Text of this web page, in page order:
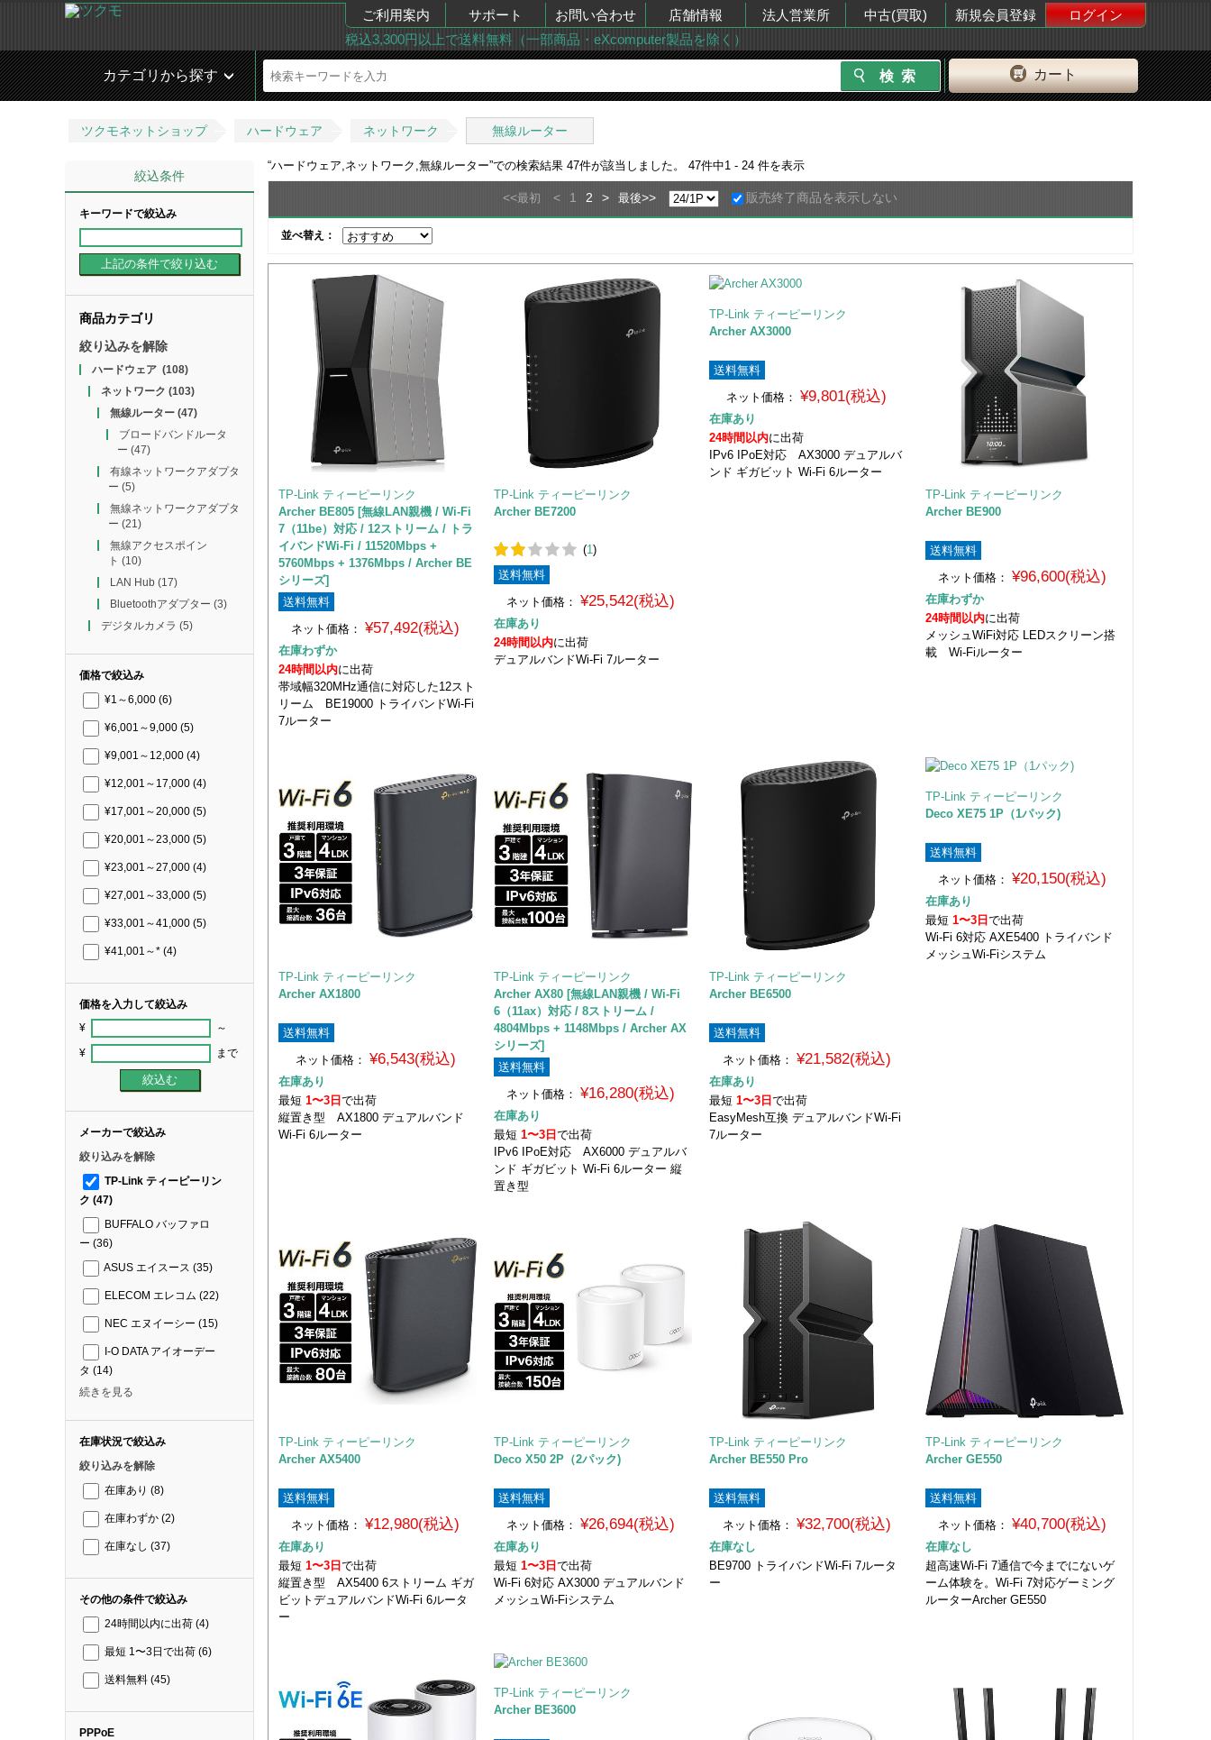
ご利用案内 サポート お問い合わせ 店舗情報 法人営業所 中古(買取) 新規会員登録
ログイン
税込3,300円以上で送料無料（一部商品・eXcomputer製品を除く）
カート
カテゴリから探す
ツクモネットショップ ハードウェア ネットワーク 無線ルーター
絞込条件
キーワードで絞込み
商品カテゴリ
絞り込みを解除
ハードウェア(108)
ネットワーク (103)
無線ルーター(47)
ブロードバンドルータ
ー (47)
有線ネットワークアダプタ
ー (5)
無線ネットワークアダプタ
ー (21)
無線アクセスポイン
ト (10)
LAN Hub(17)
Bluetoothアダプター (3)
デジタルカメラ (5)
価格で絞込み
¥1～6,000 (6)
¥6,001～9,000 (5)
¥9,001～12,000 (4)
¥12,001～17,000 (4)
¥17,001～20,000 (5)
¥20,001～23,000 (5)
¥23,001～27,000 (4)
¥27,001～33,000 (5)
¥33,001～41,000 (5)
¥41,001～* (4)
価格を入力して絞込み
¥ ～
¥ まで
メーカーで絞込み
絞り込みを解除
TP-Link ティーピーリン
ク (47)
BUFFALO バッファロ
ー (36)
ASUS エイスース (35)
ELECOM エレコム (22)
NEC エヌイーシー (15)
I-O DATA アイオーデー
タ (14)
続きを見る
在庫状況で絞込み
絞り込みを解除
在庫あり (8)
在庫わずか (2)
在庫なし (37)
その他の条件で絞込み
24時間以内に出荷 (4)
最短 1〜3日で出荷 (6)
送料無料 (45)
PPPoE
“ハードウェア,ネットワーク,無線ルーター”での検索結果 47件が該当しました。 47件中1 - 24 件を表示
<<最初 < 1 2 > 最後>> 販売終了商品を表示しない
並べ替え：
TP-Link ティーピーリンク
Archer BE805 [無線LAN親機 / Wi-Fi
7（11be）対応 / 12ストリーム / トラ
イバンドWi-Fi / 11520Mbps +
5760Mbps + 1376Mbps / Archer BE
シリーズ]
送料無料
ネット価格：
¥57,492(税込)
在庫わずか
24時間以内に出荷
帯域幅320MHz通信に対応した12スト
リーム BE19000 トライバンドWi-Fi
7ルーター
TP-Link ティーピーリンク
Archer BE7200
(1 )
送料無料
ネット価格：
¥25,542(税込)
在庫あり
24時間以内に出荷
デュアルバンドWi-Fi 7ルーター
TP-Link ティーピーリンク
Archer AX3000
送料無料
ネット価格：
¥9,801(税込)
在庫あり
24時間以内に出荷
IPv6 IPoE対応 AX3000 デュアルバ
ンド ギガビット Wi-Fi 6ルーター
TP-Link ティーピーリンク
Archer BE900
送料無料
ネット価格： ¥96,600(税込)
在庫わずか
24時間以内に出荷
メッシュWiFi対応 LEDスクリーン搭
載 Wi-Fiルーター
TP-Link ティーピーリンク
Archer AX1800
送料無料
ネット価格： ¥6,543(税込)
在庫あり
最短 1〜3日 で出荷
縦置き型 AX1800 デュアルバンド
Wi-Fi 6ルーター
TP-Link ティーピーリンク
Archer AX80 [無線LAN親機 / Wi-Fi
6（11ax）対応 / 8ストリーム /
4804Mbps + 1148Mbps / Archer AX
シリーズ]
送料無料
ネット価格：
¥16,280(税込)
在庫あり
最短1〜3日で出荷
IPv6 IPoE対応 AX6000 デュアルバ
ンド ギガビット Wi-Fi 6ルーター 縦
置き型
TP-Link ティーピーリンク
Archer BE6500
送料無料
ネット価格： ¥21,582(税込)
在庫あり
最短1〜3日で出荷
EasyMesh互換 デュアルバンドWi-Fi
7ルーター
TP-Link ティーピーリンク
Deco XE75 1P（1パック)
送料無料
ネット価格： ¥20,150(税込)
在庫あり
最短 1〜3日 で出荷
Wi-Fi 6対応 AXE5400 トライバンド
メッシュWi-Fiシステム
TP-Link ティーピーリンク
Archer AX5400
送料無料
ネット価格：
¥12,980(税込)
在庫あり
最短 1〜3日 で出荷
縦置き型 AX5400 6ストリーム ギガ
ビットデュアルバンドWi-Fi 6ルータ
ー
TP-Link ティーピーリンク
Deco X50 2P（2パック)
送料無料
ネット価格：
¥26,694(税込)
在庫あり
最短1〜3日で出荷
Wi-Fi 6対応 AX3000 デュアルバンド
メッシュWi-Fiシステム
TP-Link ティーピーリンク
Archer BE550 Pro
送料無料
ネット価格： ¥32,700(税込)
在庫なし
BE9700 トライバンドWi-Fi 7ルータ
ー
TP-Link ティーピーリンク
Archer GE550
送料無料
ネット価格： ¥40,700(税込)
在庫なし
超高速Wi-Fi 7通信で今までにないゲ
ーム体験を。Wi-Fi 7対応ゲーミング
ルーターArcher GE550
TP-Link ティーピーリンク
Archer BE3600